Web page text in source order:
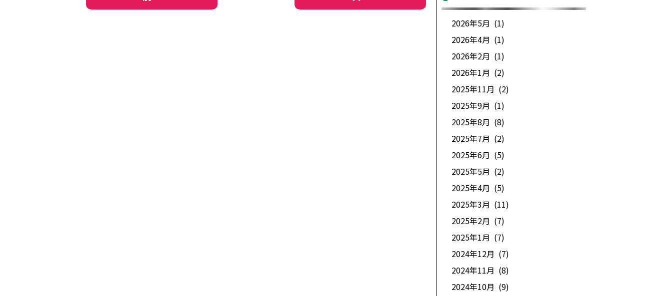
2026年5月 (1)
2026年4月 (1)
2026年2月 (1)
2026年1月 (2)
2025年11月 (2)
2025年9月 (1)
2025年8月 (8)
2025年7月 (2)
2025年6月 (5)
2025年5月 (2)
2025年4月 (5)
2025年3月 (11)
2025年2月 (7)
2025年1月 (7)
2024年12月 (7)
2024年11月 (8)
2024年10月 (9)